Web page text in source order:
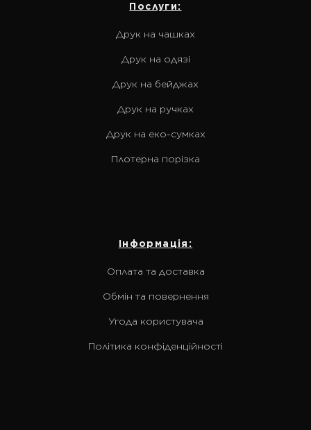
Послуги:
Друк на чашках
Друк на одязі
Друк на бейджах
Друк на ручках
Друк на еко-сумках
Плотерна порізка
Інформація:
Оплата та доставка
Обмін та повернення
Угода користувача
Політика конфіденційності